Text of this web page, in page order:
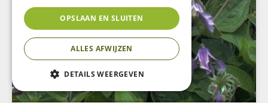
OPSLAAN EN SLUITEN
ALLES AFWIJZEN
DETAILS WEERGEVEN